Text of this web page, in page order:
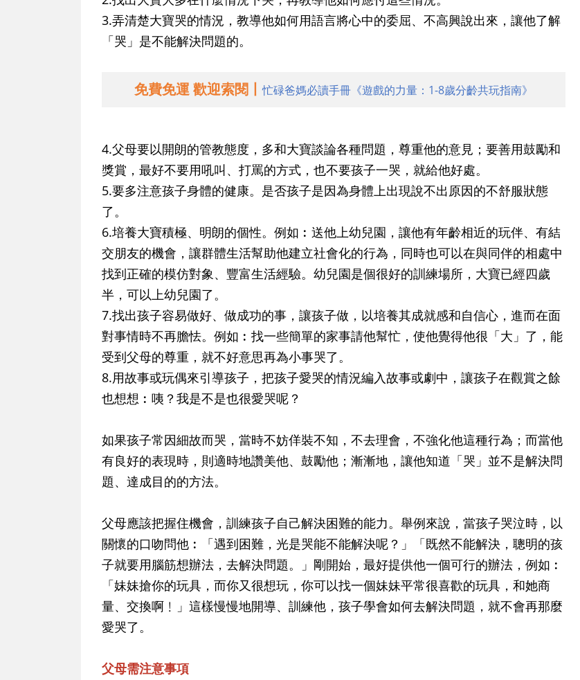
3.弄清楚大寶哭的情況，教導他如何用語言將心中的委屈、不高興說出來，讓他了解
「哭」是不能解決問題的。
免費免運 歡迎索閱丨忙碌爸媽必讀手冊《遊戲的力量：1-8歲分齡共玩指南》
4.父母要以開朗的管教態度，多和大寶談論各種問題，尊重他的意見；要善用鼓勵和
獎賞，最好不要用吼叫、打罵的方式，也不要孩子一哭，就給他好處。
5.要多注意孩子身體的健康。是否孩子是因為身體上出現說不出原因的不舒服狀態
了。
6.培養大寶積極、明朗的個性。例如︰送他上幼兒園，讓他有年齡相近的玩伴、有結
交朋友的機會，讓群體生活幫助他建立社會化的行為，同時也可以在與同伴的相處中
找到正確的模仿對象、豐富生活經驗。幼兒園是個很好的訓練場所，大寶已經四歲
半，可以上幼兒園了。
7.找出孩子容易做好、做成功的事，讓孩子做，以培養其成就感和自信心，進而在面
對事情時不再膽怯。例如︰找一些簡單的家事請他幫忙，使他覺得他很「大」了，能
受到父母的尊重，就不好意思再為小事哭了。
8.用故事或玩偶來引導孩子，把孩子愛哭的情況編入故事或劇中，讓孩子在觀賞之餘
也想想︰咦？我是不是也很愛哭呢？
如果孩子常因細故而哭，當時不妨佯裝不知，不去理會，不強化他這種行為；而當他
有良好的表現時，則適時地讚美他、鼓勵他；漸漸地，讓他知道「哭」並不是解決問
題、達成目的的方法。
父母應該把握住機會，訓練孩子自己解決困難的能力。舉例來說，當孩子哭泣時，以
關懷的口吻問他︰「遇到困難，光是哭能不能解決呢？」「既然不能解決，聰明的孩
子就要用腦筋想辦法，去解決問題。」剛開始，最好提供他一個可行的辦法，例如︰
「妹妹搶你的玩具，而你又很想玩，你可以找一個妹妹平常很喜歡的玩具，和她商
量、交換啊﹗」這樣慢慢地開導、訓練他，孩子學會如何去解決問題，就不會再那麼
愛哭了。
父母需注意事項